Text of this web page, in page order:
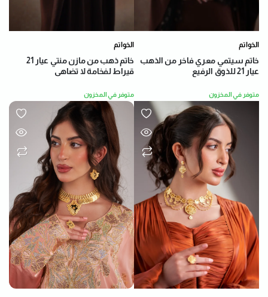
الخواتم
خاتم ذهب من مازن منتي عيار 21
قيراط لفخامة لا تضاهى
متوفر في المخزون
الخواتم
خاتم سيتمي معري فاخر من الذهب
عيار 21 للذوق الرفيع
متوفر في المخزون